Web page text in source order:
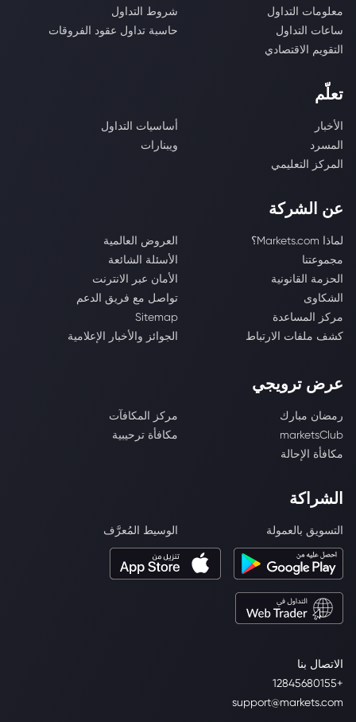
الاتصال بنا
+12845680155
support@markets.com
معلومات التداول
شروط التداول
ساعات التداول
حاسبة تداول عقود الفروقات
التقويم الاقتصادي
تعلّم
الأخبار
أساسيات التداول
المسرد
ويبنارات
المركز التعليمي
عن الشركة
لماذا Markets.com؟
العروض العالمية
مجموعتنا
الأسئلة الشائعة
الحزمة القانونية
الأمان عبر الانترنت
الشكاوى
تواصل مع فريق الدعم
مركز المساعدة
Sitemap
كشف ملفات الارتباط
الجوائز والأخبار الإعلامية
عرض ترويجي
رمضان مبارك
مركز المكافآت
marketsClub
مكافأة ترحيبية
مكافأة الإحالة
الشراكة
التسويق بالعمولة الوسيط المُعرَّف